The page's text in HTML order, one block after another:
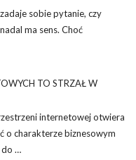
sobie pytanie, czy
ma sens. Choć
TO STRZAŁ W
internetowej otwiera
o charakterze biznesowym
do …